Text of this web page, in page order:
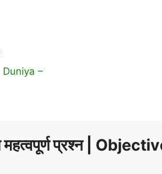
–
महत्वपूर्ण प्रश्न |